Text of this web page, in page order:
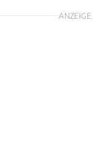
ANZEIGE